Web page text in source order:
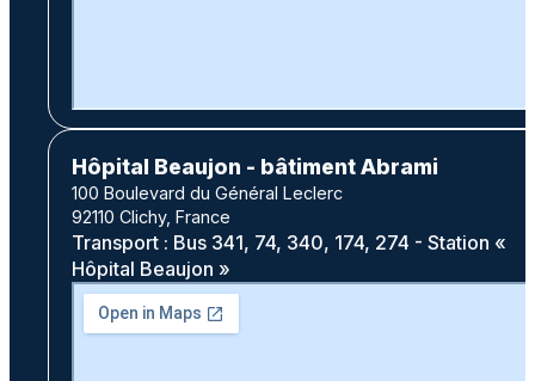
Hôpital Beaujon - bâtiment Abrami
100 Boulevard du Général Leclerc
92110 Clichy, France
Transport : Bus 341, 74, 340, 174, 274 - Station «
Hôpital Beaujon »